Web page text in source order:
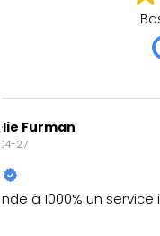
AB car bravo pour